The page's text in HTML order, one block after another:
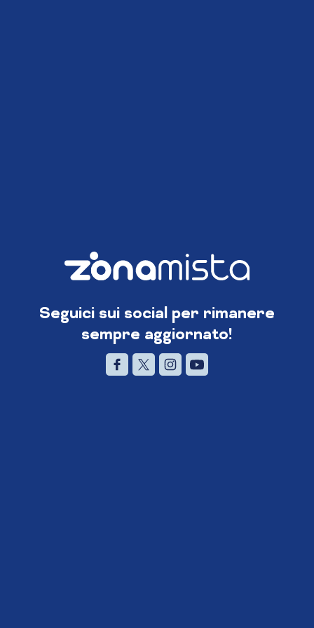
Seguici sui social per rimanere
sempre aggiornato!